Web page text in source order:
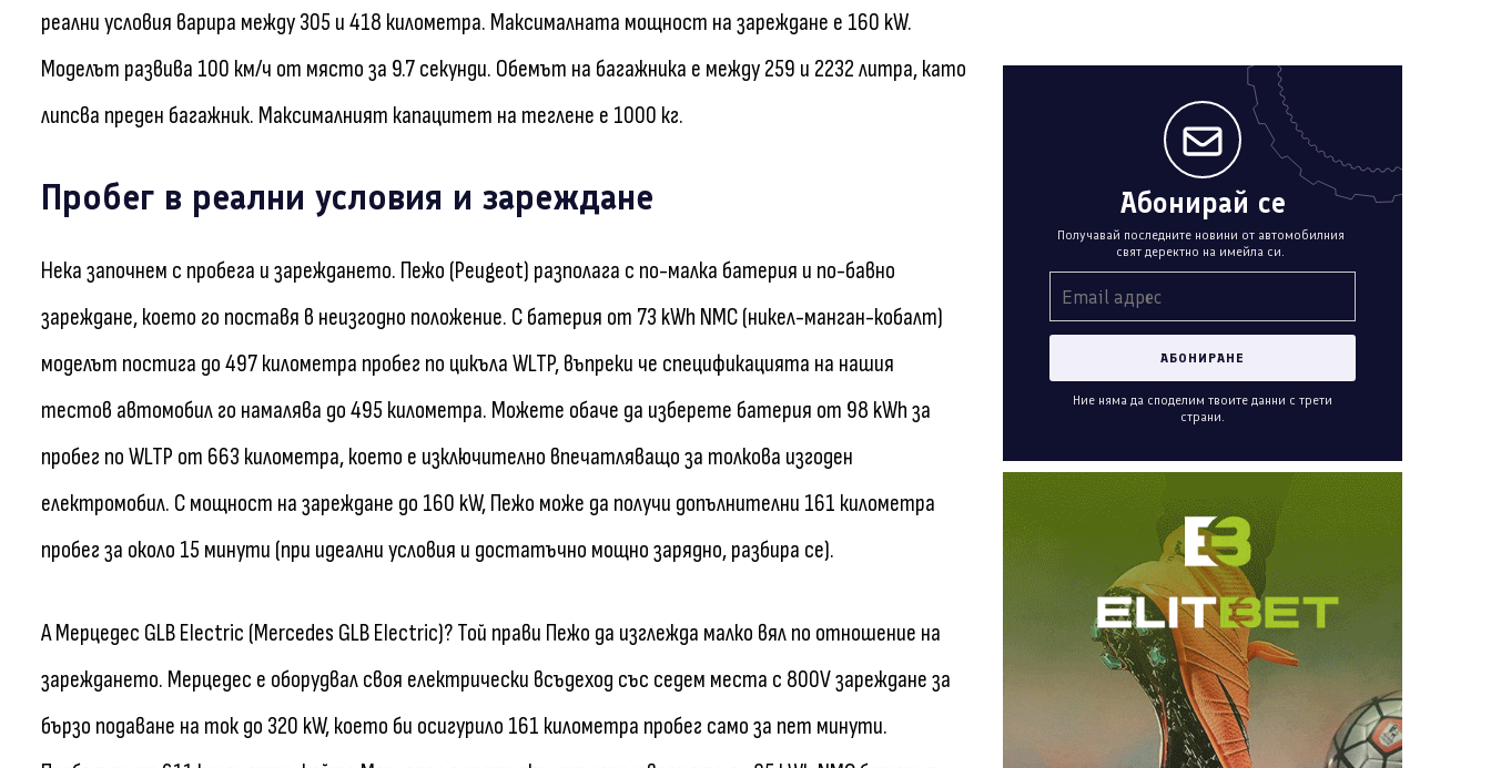
реални условия варира между 305 и 418 километра. Максималната мощност на зареждане е 160 kW.
Моделът развива 100 км/ч от място за 9.7 секунди. Обемът на багажника е между 259 и 2232 литра, като
липсва преден багажник. Максималният капацитет на теглене е 1000 кг.
Пробег в реални условия и зареждане
Нека започнем с пробега и зареждането. Пежо (Peugeot) разполага с по-малка батерия и по-бавно
зареждане, което го поставя в неизгодно положение. С батерия от 73 kWh NMC (никел-манган-кобалт)
моделът постига до 497 километра пробег по цикъла WLTP, въпреки че спецификацията на нашия
тестов автомобил го намалява до 495 километра. Можете обаче да изберете батерия от 98 kWh за
пробег по WLTP от 663 километра, което е изключително впечатляващо за толкова изгоден
електромобил. С мощност на зареждане до 160 kW, Пежо може да получи допълнителни 161 километра
пробег за около 15 минути (при идеални условия и достатъчно мощно зарядно, разбира се).
А Мерцедес GLB Electric (Mercedes GLB Electric)? Той прави Пежо да изглежда малко вял по отношение на
зареждането. Мерцедес е оборудвал своя електрически всъдеход със седем места с 800V зареждане за
бързо подаване на ток до 320 kW, което би осигурило 161 километра пробег само за пет минути.
Абонирай се
Получавай последните новини от автомобилния
свят деректно на имейла си.
Ние няма да споделим твоите данни с трети
страни.